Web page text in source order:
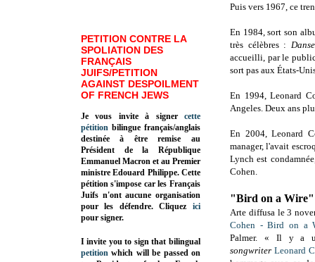
Puis vers 1967, ce
En 1984, sort son
très célèbres :
accueilli, par le
sort pas aux États-
En 1994, Leonard
Angeles. Deux ans
En 2004, Leonard
manager, l'avait
Lynch est
Cohen.
"Bird on a Wire"
Arte diffusa le 3
Cohen - Bird on a
Palmer. « Il y a un
songwriter Leonard
PETITION CONTRE LA
SPOLIATION DES
FRANÇAIS
JUIFS/PETITION
AGAINST DESPOILMENT
OF FRENCH JEWS
Je vous invite à signer cette
pétition bilingue français/anglais
destinée à être remise au
Président de la République
Emmanuel Macron et au Premier
ministre Edouard Philippe. Cette
pétition s'impose car les Français
Juifs n'ont aucune organisation
pour les défendre. Cliquez
ici
pour signer.
I invite you to sign that bilingual
petition which will be passed on